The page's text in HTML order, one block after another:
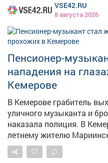
Екатеринбург‑Пассажирский. Ключевую
задержании сыграла
системы
сопоставили лицо
ориентировкой
система дала
патрульно‑постовой
подозреваемого. Сам мужчина утверждает, что даже
не подозревал, что
словам, все эти годы он
занимался ремонтом и
Екатеринбург переехал
вокзале в момент
родственника. Фото: Svetlana Vozmilova /
VSE42.RU
8 августа 2026
Пенсионер-
нападения на
Кемерове
В Кемерове грабитель
уличного музыканта и
наказала полиция. В Кемерове суд вынес приговор 38-
летнему жителю
уличного музыканта. Как
в августе прошлого года